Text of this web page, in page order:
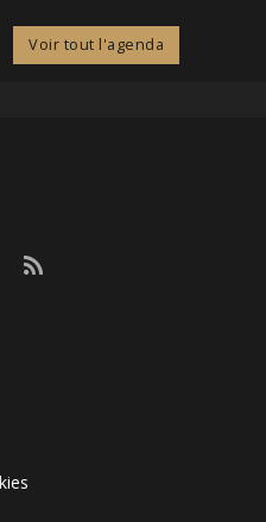
Voir tout l'agenda